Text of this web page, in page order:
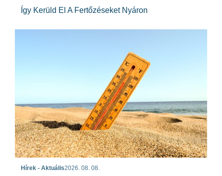
Így Kerüld El A Fertőzéseket Nyáron
Hírek - Aktuális2026. 08. 08.